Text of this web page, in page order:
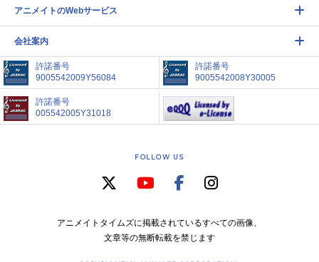
アニメイトのWebサービス
会社案内
許諾番号
9005542009Y56084
許諾番号
9005542008Y30005
許諾番号
005542005Y31018
FOLLOW US
アニメイトタイムズに掲載されているすべての画像、
文章等の無断転載を禁じます